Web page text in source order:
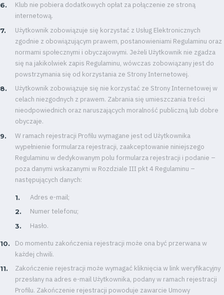
Klub nie pobiera dodatkowych opłat za połączenie ze stroną
internetową.
Użytkownik zobowiązuje się korzystać z Usług Elektronicznych
zgodnie z obowiązującym prawem, postanowieniami Regulaminu oraz
normami społecznymi i obyczajowymi. Jeżeli Użytkownik nie zgadza
się na jakikolwiek zapis Regulaminu, wówczas zobowiązany jest do
powstrzymania się od korzystania ze Strony Internetowej.
Użytkownik zobowiązuje się nie korzystać ze Strony Internetowej w
celach niezgodnych z prawem. Zabrania się umieszczania treści
nieodpowiednich oraz naruszających moralność publiczną lub dobre
obyczaje.
W ramach rejestracji Profilu wymagane jest od Użytkownika
wypełnienie formularza rejestracji, zaakceptowanie niniejszego
Regulaminu w dedykowanym polu formularza rejestracji i podanie –
poza danymi wskazanymi w Rozdziale III pkt 4 Regulaminu –
następujących danych:
Adres e-mail;
Numer telefonu;
Hasło.
Do momentu zakończenia rejestracji może ona być przerwana w
każdej chwili.
Zakończenie rejestracji może wymagać kliknięcia w link weryfikacyjny
przesłany na adres e-mail Użytkownika, podany w ramach rejestracji
Profilu. Zakończenie rejestracji powoduje zawarcie Umowy